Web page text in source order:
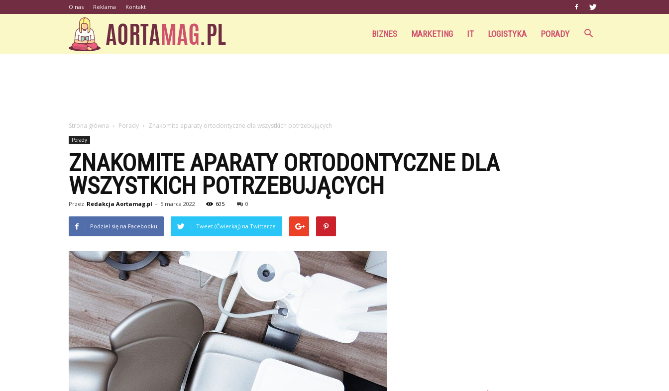
O nas Reklama Kontakt
BIZNES MARKETING IT LOGISTYKA PORADY
Strona główna Porady Znakomite aparaty ortodontyczne dla wszystkich potrzebujących
Porady
ZNAKOMITE APARATY ORTODONTYCZNE DLA
WSZYSTKICH POTRZEBUJĄCYCH
Przez Redakcja Aortamag.pl - 5 marca 2022 605 0
Podziel się na Facebooku Tweet (Ćwierkaj) na Twitterze